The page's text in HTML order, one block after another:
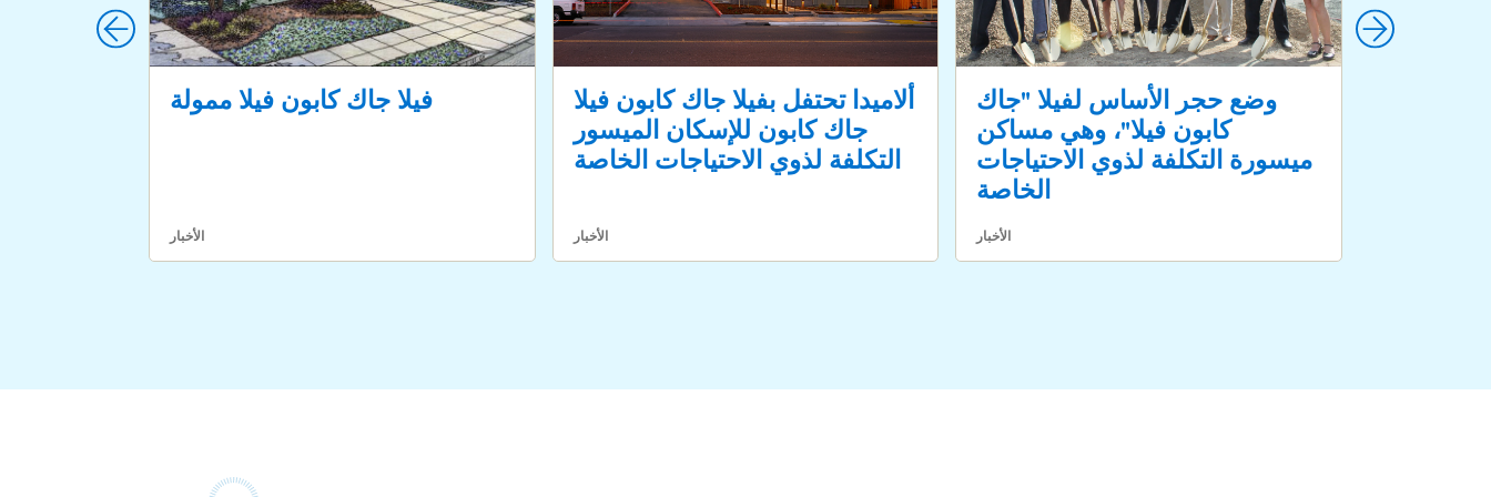
فيلا جاك كابون فيلا ممولة
الأخبار
ألاميدا تحتفل بفيلا جاك كابون فيلا
جاك كابون للإسكان الميسور
التكلفة لذوي الاحتياجات الخاصة
الأخبار
وضع حجر الأساس لفيلا "جاك
كابون فيلا"، وهي مساكن
ميسورة التكلفة لذوي الاحتياجات
الخاصة
الأخبار